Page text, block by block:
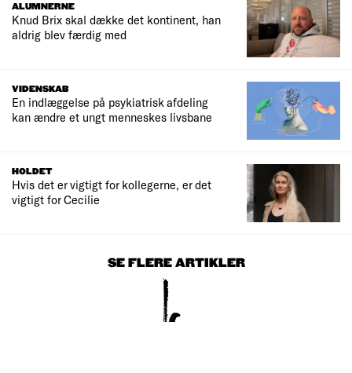
ALUMNERNE
Knud Brix skal dække det kontinent, han
aldrig blev færdig med
VIDENSKAB
En indlæggelse på psykiatrisk afdeling
kan ændre et ungt menneskes livsbane
HOLDET
Hvis det er vigtigt for kollegerne, er det
vigtigt for Cecilie
SE FLERE ARTIKLER